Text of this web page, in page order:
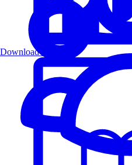
Download PDF